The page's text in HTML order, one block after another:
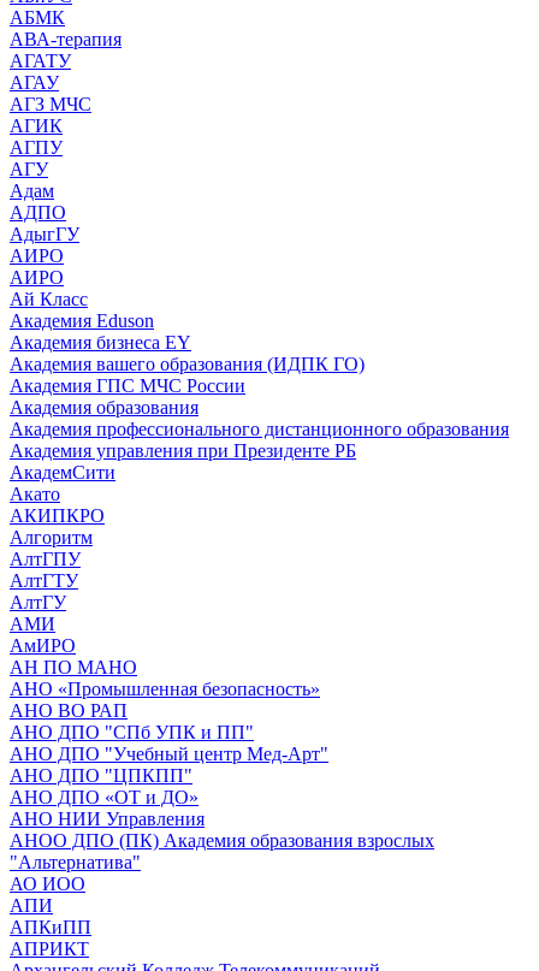
АБМК
АВА-терапия
АГАТУ
АГАУ
АГЗ МЧС
АГИК
АГПУ
АГУ
Адам
АДПО
АдыгГУ
АИРО
АИРО
Ай Класс
Академия Eduson
Академия бизнеса EY
Академия вашего образования (ИДПК ГО)
Академия ГПС МЧС России
Академия образования
Академия профессионального дистанционного образования
Академия управления при Президенте РБ
АкадемСити
Акато
АКИПКРО
Алгоритм
АлтГПУ
АлтГТУ
АлтГУ
АМИ
АмИРО
АН ПО МАНО
АНО «Промышленная безопасность»
АНО ВО РАП
АНО ДПО "СПб УПК и ПП"
АНО ДПО "Учебный центр Мед-Арт"
АНО ДПО "ЦПКПП"
АНО ДПО «ОТ и ДО»
АНО НИИ Управления
АНОО ДПО (ПК) Академия образования взрослых
"Альтернатива"
АО ИОО
АПИ
АПКиПП
АПРИКТ